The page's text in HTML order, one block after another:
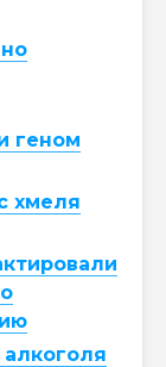
геном
хмеля